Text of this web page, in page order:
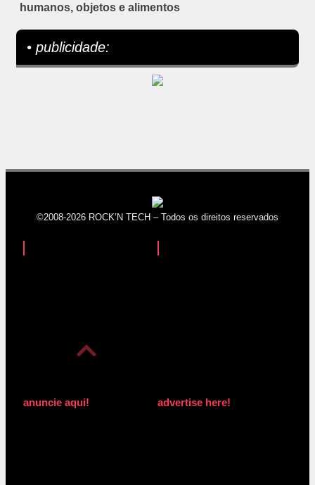
humanos, objetos e alimentos
• publicidade:
©2008-2026 ROCK’N TECH – Todos os direitos reservados
anuncie aqui! advertise here!